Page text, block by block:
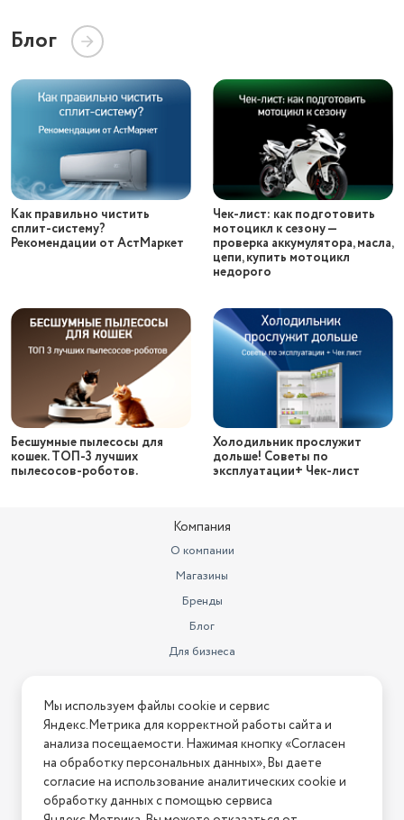
Блог
Как правильно чистить
сплит-систему?
Рекомендации от АстМаркет
Чек-лист: как подготовить
мотоцикл к сезону —
проверка аккумулятора, масла,
цепи, купить мотоцикл
недорого
Бесшумные пылесосы для
кошек. ТОП-3 лучших
пылесосов-роботов.
Холодильник прослужит
дольше! Советы по
эксплуатации+ Чек-лист
АстМаркет – интернет-
Компания
О компании
Магазины
Бренды
Блог
Для бизнеса
Информация
Условия оплаты
Условия доставки
Условия возврата
Нашли ошибку на сайте?Напишите нам
Мы используем файлы cookie и сервис
Яндекс.Метрика для корректной работы сайта и
анализа посещаемости. Нажимая кнопку «Согласен
на обработку персональных данных», Вы даете
согласие на использование аналитических cookie и
обработку данных с помощью сервиса